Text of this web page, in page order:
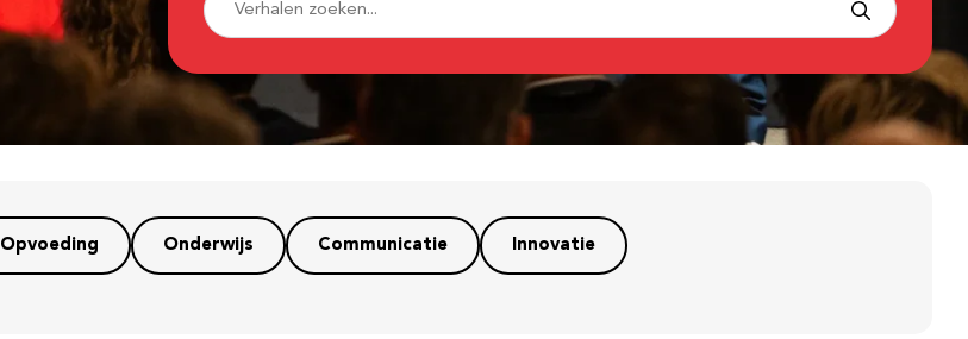
Opvoeding Onderwijs Communicatie Innovatie